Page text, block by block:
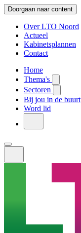
Doorgaan naar content
Over LTO Noord
Actueel
Kabinetsplannen
Contact
Home
Thema's
Sectoren
Bij jou in de buurt
Word lid